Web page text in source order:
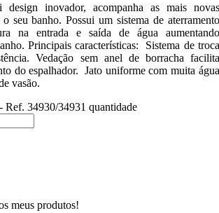
design inovador, acompanha as mais novas
seu banho. Possui um sistema de aterramento
na entrada e saída de água aumentando
Principais características: Sistema de troca
Vedação sem anel de borracha facilita
do espalhador. Jato uniforme com muita água
vasão.
Ref. 34930/34931 quantidade
meus produtos!